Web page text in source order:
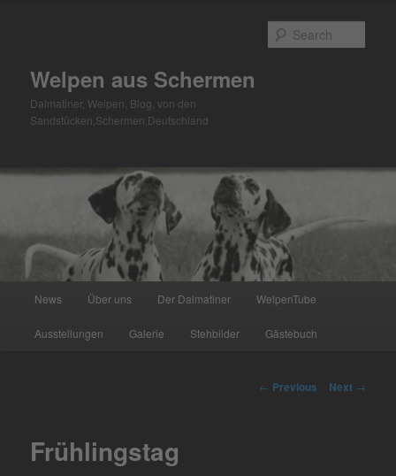
Welpen aus Schermen
Dalmatiner, Welpen, Blog, von den
Sandstücken,Schermen,Deutschland
News Über uns Der Dalmatiner WelpenTube
Ausstellungen Galerie Stehbilder Gästebuch
Post
← Previous Next →
Frühlingstag